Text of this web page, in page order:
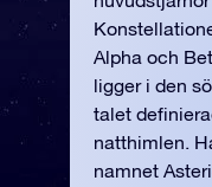
Alpha och
ligger i den
talet
natthimlen.
namnet